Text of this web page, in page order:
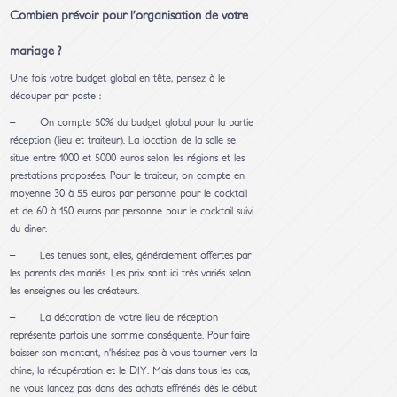
Combien prévoir pour l’organisation de votre
mariage ?
Une fois votre budget global en tête, pensez à le
découper par poste :
– On compte 50% du budget global pour la partie
réception (lieu et traiteur). La location de la salle se
situe entre 1000 et 5000 euros selon les régions et les
prestations proposées. Pour le traiteur, on compte en
moyenne 30 à 55 euros par personne pour le cocktail
et de 60 à 150 euros par personne pour le cocktail suivi
du diner.
– Les tenues sont, elles, généralement offertes par
les parents des mariés. Les prix sont ici très variés selon
les enseignes ou les créateurs.
– La décoration de votre lieu de réception
représente parfois une somme conséquente. Pour faire
baisser son montant, n’hésitez pas à vous tourner vers la
chine, la récupération et le DIY. Mais dans tous les cas,
ne vous lancez pas dans des achats effrénés dès le début